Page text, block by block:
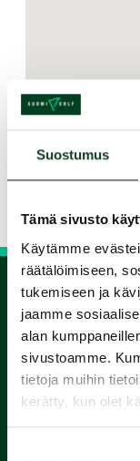
Suostumus
Tämä sivusto
Käytämme
räätälöimiseen,
tukemiseen ja
jaamme
alan
sivustoamme.
tietoja muihin
kerätty, kun olet
Jaa kurssi
1.
Varaa
alkeiskurssi